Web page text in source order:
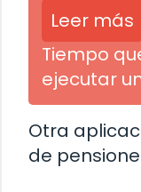
Leer más
Tiempo
ejecutar
Otra
de